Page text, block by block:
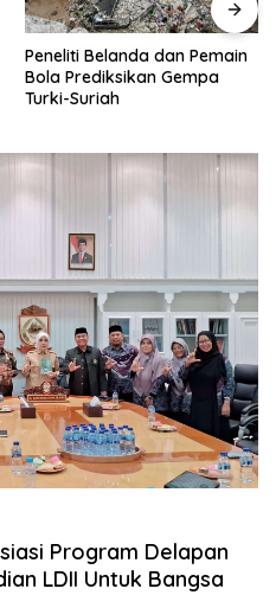
Peneliti Belanda dan Pemain
Bola Prediksikan Gempa
Turki-Suriah
Program Delapan
LDII Untuk Bangsa